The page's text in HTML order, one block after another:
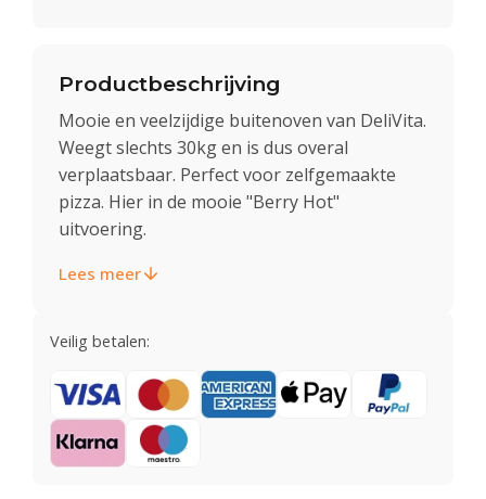
Productbeschrijving
Mooie en veelzijdige buitenoven van DeliVita.
Weegt slechts 30kg en is dus overal
verplaatsbaar. Perfect voor zelfgemaakte
pizza. Hier in de mooie "Berry Hot"
uitvoering.
Lees meer
Veilig betalen: